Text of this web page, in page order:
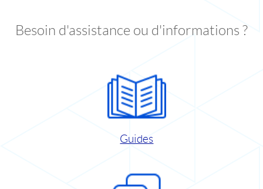
Besoin d'assistance ou d'informations ?
Guides